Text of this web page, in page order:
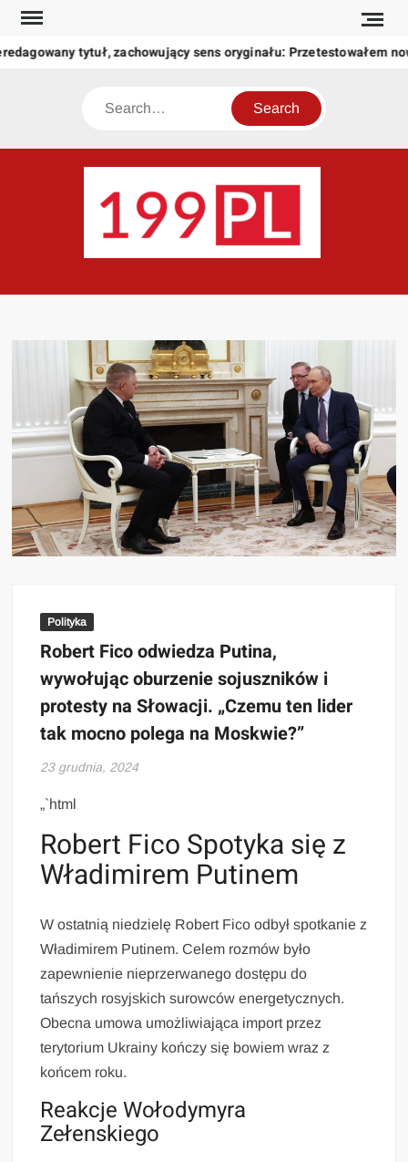
Skip
content
tytuł, zachowujący sens oryginału: Przetestowałem
Search
świat
Polityka
Robert Fico odwiedza Putina,
wywołując oburzenie sojuszników i
protesty na Słowacji. „Czemu ten lider
tak mocno polega na Moskwie?”
23 grudnia, 2024
„`html
Robert Fico Spotyka się z
Władimirem Putinem
W ostatnią niedzielę Robert Fico odbył spotkanie z
Władimirem Putinem. Celem rozmów było
zapewnienie nieprzerwanego dostępu do
tańszych rosyjskich surowców energetycznych.
Obecna umowa umożliwiająca import przez
terytorium Ukrainy kończy się bowiem wraz z
końcem roku.
Reakcje Wołodymyra
Zełenskiego